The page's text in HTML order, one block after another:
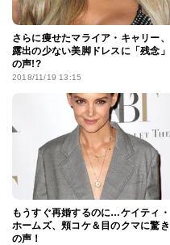
さらに痩せたマライア・キャリー、
露出の少ない美脚ドレスに「残念」
の声!?
2018/11/19 13:15
もうすぐ再婚するのに…ケイティ・
ホームズ、頬コケ＆目のクマに驚き
の声！